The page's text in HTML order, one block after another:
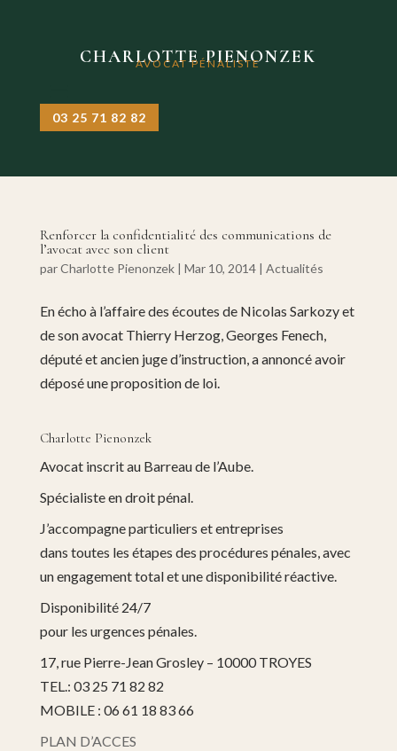
CHARLOTTE PIENONZEK
AVOCAT PÉNALISTE
03 25 71 82 82
Renforcer la confidentialité des communications de
l’avocat avec son client
parCharlotte Pienonzek| Mar 10, 2014| Actualités
En écho à l’affaire des écoutes de Nicolas Sarkozy et
de son avocat Thierry Herzog, Georges Fenech,
député et ancien juge d’instruction, a annoncé avoir
déposé une proposition de loi.
Charlotte Pienonzek
Avocat inscrit au Barreau de l’Aube.
Spécialiste en droit pénal.
J’accompagne particuliers et entreprises
dans toutes les étapes des procédures pénales, avec
un engagement total et une disponibilité réactive.
Disponibilité 24/7
pour les urgences pénales.
17, rue Pierre-Jean Grosley – 10000 TROYES
TEL.: 03 25 71 82 82
MOBILE : 06 61 18 83 66
PLAN D’ACCES